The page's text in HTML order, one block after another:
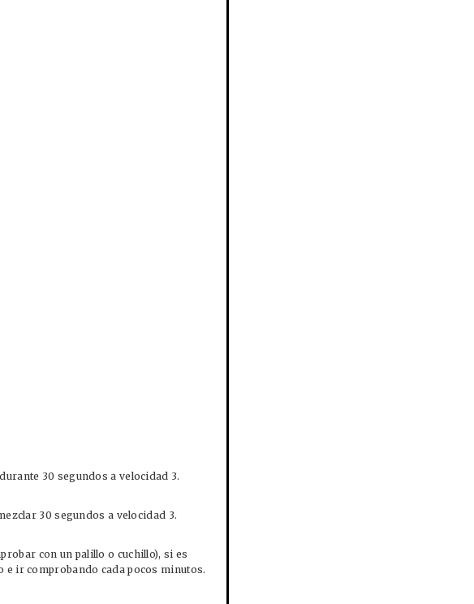
30 segundos a velocidad 3.
30 segundos a velocidad 3.
con un palillo o cuchillo), si es
ir comprobando cada pocos minutos.